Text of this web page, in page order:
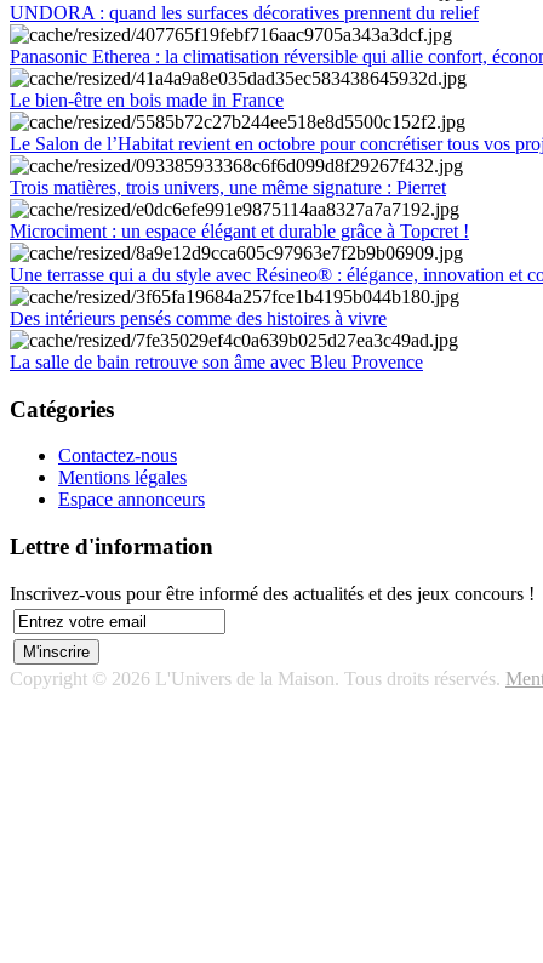
UNDORA : quand les surfaces décoratives prennent du relief
Panasonic Etherea : la climatisation réversible qui allie confort,
Le bien-être en bois made in France
Le Salon de l’Habitat revient en octobre pour concrétiser tous vos
Trois matières, trois univers, une même signature : Pierret
Microciment : un espace élégant et durable grâce à Topcret !
Une terrasse qui a du style avec Résineo® : élégance, innovation et
Des intérieurs pensés comme des histoires à vivre
La salle de bain retrouve son âme avec Bleu Provence
Catégories
Contactez-nous
Mentions légales
Espace annonceurs
Lettre d'information
Inscrivez-vous pour être informé des actualités et des jeux concours !
Copyright © 2026 L'Univers de la Maison. Tous droits réservés.